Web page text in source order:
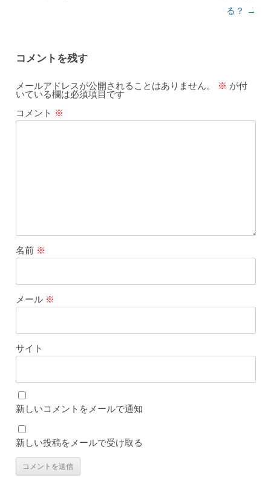
る？ →
コメントを残す
メールアドレスが公開されることはありません。 ※ が付
いている欄は必須項目です
コメント ※
名前 ※
メール ※
サイト
新しいコメントをメールで通知
新しい投稿をメールで受け取る